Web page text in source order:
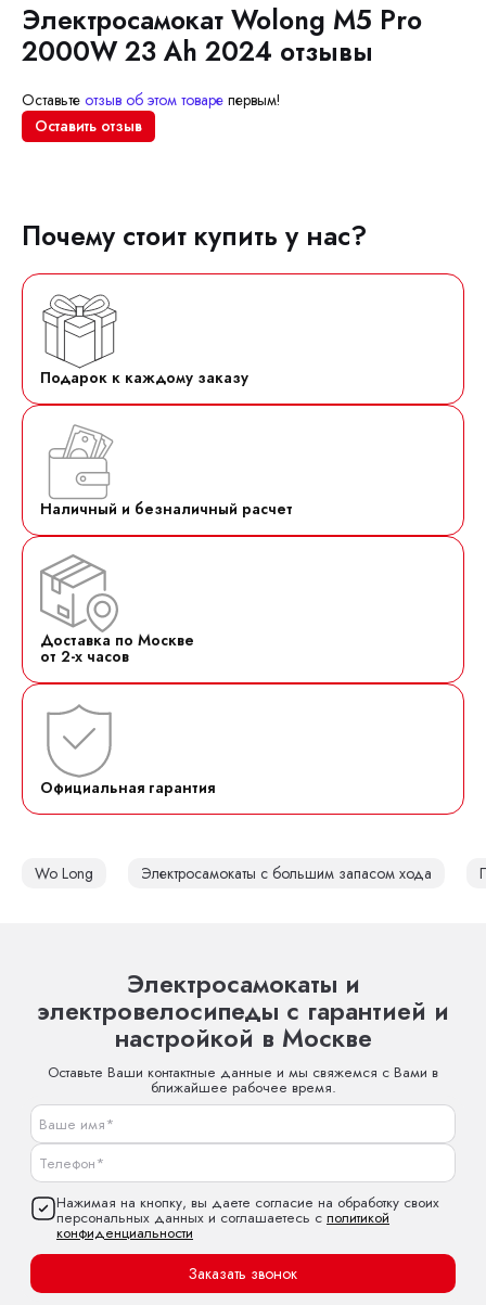
Электросамокат Wolong M5 Pro
2000W 23 Ah 2024 отзывы
Оставьте отзыв об этом товаре первым!
Оставить отзыв
Почему стоит купить у нас?
Подарок к каждому заказу
Наличный и безналичный расчет
Доставка по Москве
от 2-х часов
Официальная гарантия
Wo Long Электросамокаты с большим запасом хода
Электросамокаты и
электровелосипеды с гарантией и
настройкой в Москве
Оставьте Ваши контактные данные и мы свяжемся с Вами в
ближайшее рабочее время.
Нажимая на кнопку, вы даете согласие на обработку своих
персональных данных и соглашаетесь с политикой
конфиденциальности
Заказать звонок